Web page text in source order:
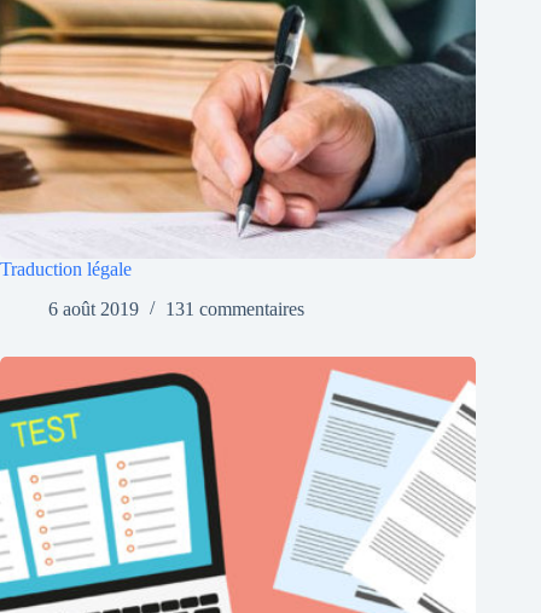
Traduction légale
6 août 2019
131 commentaires